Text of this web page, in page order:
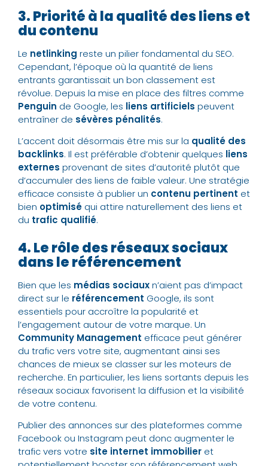
3. Priorité à la qualité des liens et
du contenu
Le netlinking reste un pilier fondamental du SEO.
Cependant, l’époque où la quantité de liens
entrants garantissait un bon classement est
révolue. Depuis la mise en place des filtres comme
Penguin de Google, les liens artificiels peuvent
entraîner de sévères pénalités.
L’accent doit désormais être mis sur la qualité des
backlinks. Il est préférable d’obtenir quelques liens
externes provenant de sites d’autorité plutôt que
d’accumuler des liens de faible valeur. Une stratégie
efficace consiste à publier un contenu pertinent et
bien optimisé qui attire naturellement des liens et
du trafic qualifié.
4. Le rôle des réseaux sociaux
dans le référencement
Bien que les médias sociauxn’aient pas d’impact
direct sur le référencement Google, ils sont
essentiels pour accroître la popularité et
l’engagement autour de votre marque. Un
Community Management efficace peut générer
du trafic vers votre site, augmentant ainsi ses
chances de mieux se classer sur les moteurs de
recherche. En particulier, les liens sortants depuis les
réseaux sociaux favorisent la diffusion et la visibilité
de votre contenu.
Publier des annonces sur des plateformes comme
Facebook ou Instagram peut donc augmenter le
trafic vers votre site internet immobilier et